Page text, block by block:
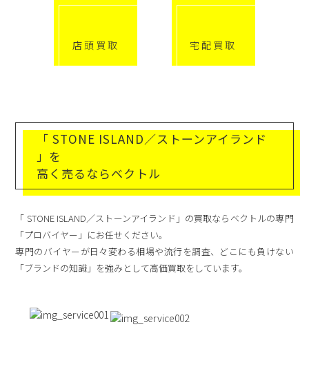
店頭買取 宅配買取
「 STONE ISLAND／ストーンアイランド
」を
高く売るならベクトル
「 STONE ISLAND／ストーンアイランド」の買取ならベクトルの専門
「プロバイヤー」にお任せください。
専門のバイヤーが日々変わる相場や流行を調査、どこにも負けない
「ブランドの知識」を強みとして高価買取をしています。